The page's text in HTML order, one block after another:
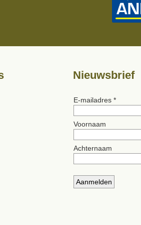
Nieuwsbrief